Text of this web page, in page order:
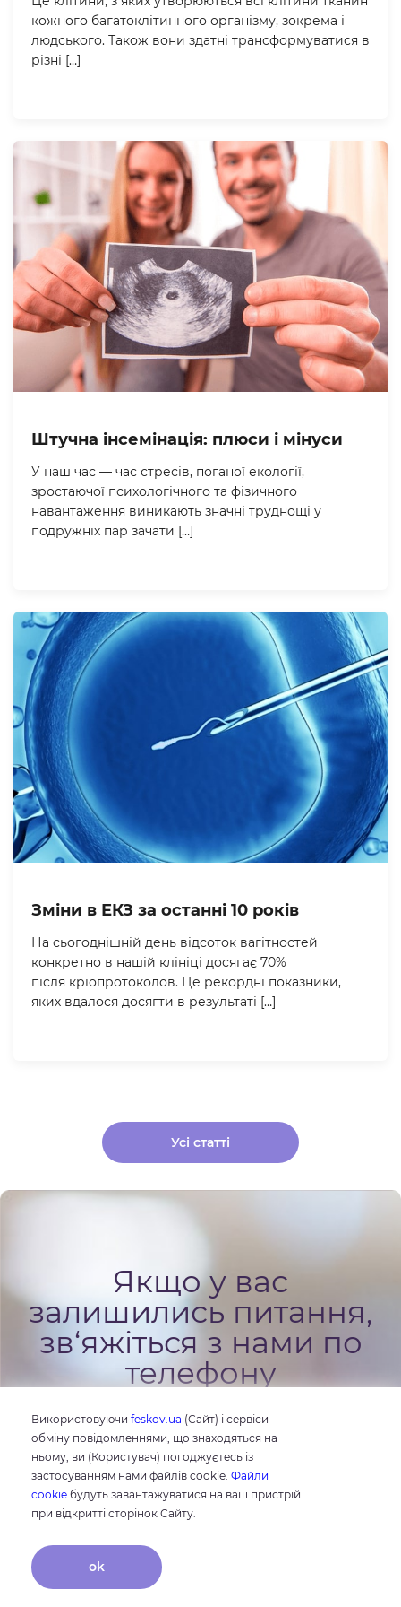
кожного багатоклітинного організму, зокрема і
людського. Також вони здатні трансформуватися в
різні […]
Штучна інсемінація: плюси і мінуси
У наш час — час стресів, поганої екології,
зростаючої психологічного та фізичного
навантаження виникають значні труднощі у
подружніх пар зачати […]
Зміни в ЕКЗ за останні 10 років
На сьогоднішній день відсоток вагітностей
конкретно в нашій клініці досягає 70%
після кріопротоколов. Це рекордні показники,
яких вдалося досягти в результаті […]
Усі статті
Якщо у вас
залишились питання,
зв‘яжіться з нами по
телефону
0 800 50 77 90
Використовуючи feskov.ua (Сайт) і сервіси
обміну повідомленнями, що знаходяться на
ньому, ви (Користувач) погоджуєтесь із
застосуванням нами файлів cookie. Файли
cookie будуть завантажуватися на ваш пристрій
при відкритті сторінок Сайту.
ok